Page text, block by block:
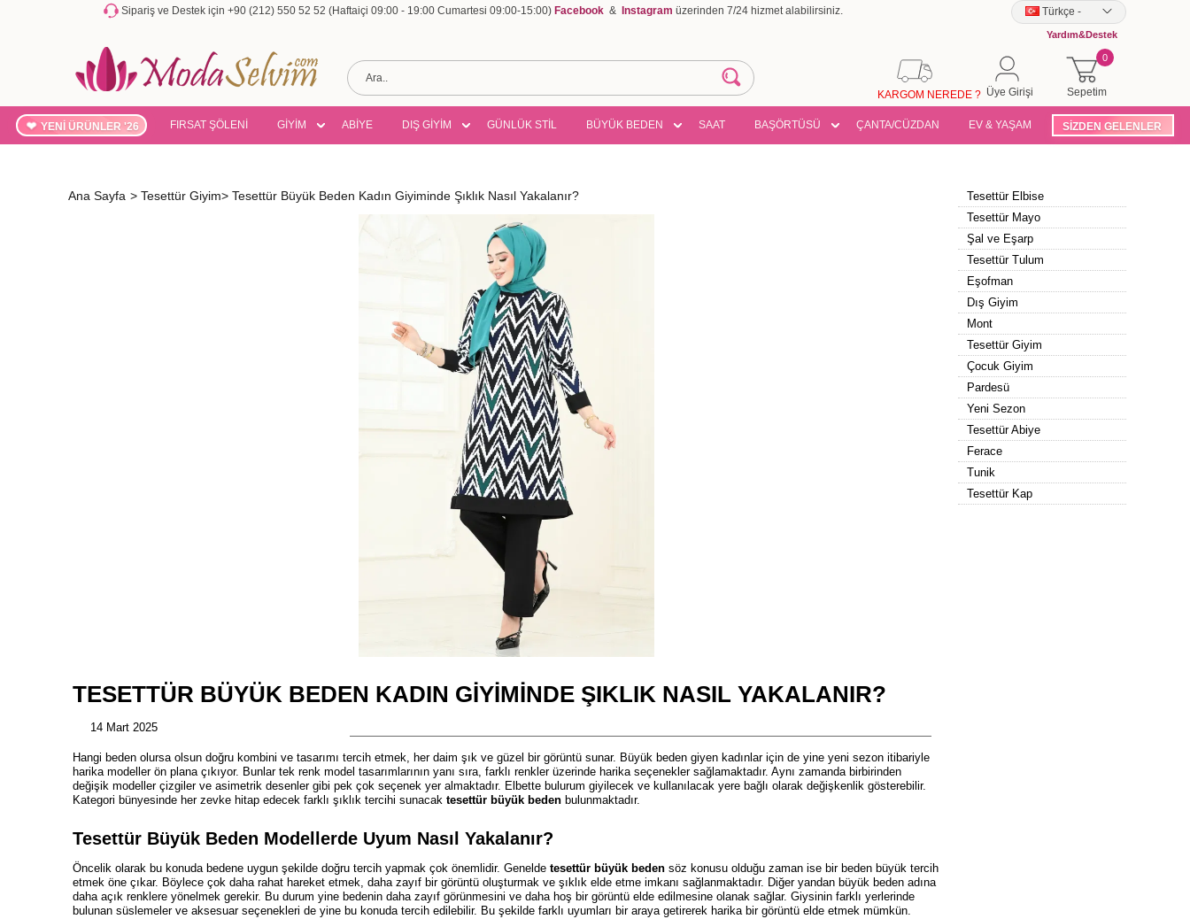
Sipariş ve Destek için +90 (212) 550 52 52 (Haftaiçi 09:00 - 19:00 Cumartesi 09:00-15:00) Facebook & Instagram üzerinden 7/24 hizmet alabilirsiniz. Türkçe -
Yardım&Destek
Sepetim
0
Üye Girişi
KARGOM NEREDE ?
YENİ ÜRÜNLER '26 FIRSAT ŞÖLENİ GİYİM ABİYE DIŞ GİYİM GÜNLÜK STİL BÜYÜK BEDEN SAAT BAŞÖRTÜSÜ ÇANTA/CÜZDAN EV & YAŞAM SİZDEN GELENLER
Ana Sayfa > Tesettür Giyim> Tesettür Büyük Beden Kadın Giyiminde Şıklık Nasıl Yakalanır?
TESETTÜR BÜYÜK BEDEN KADIN GIYIMINDE ŞIKLIK NASIL YAKALANIR?
14 Mart 2025
Hangi beden olursa olsun doğru kombini ve tasarımı tercih etmek, her daim şık ve güzel bir görüntü sunar. Büyük beden giyen kadınlar için de yine yeni sezon itibariyle
harika modeller ön plana çıkıyor. Bunlar tek renk model tasarımlarının yanı sıra, farklı renkler üzerinde harika seçenekler sağlamaktadır. Aynı zamanda birbirinden
değişik modeller çizgiler ve asimetrik desenler gibi pek çok seçenek yer almaktadır. Elbette bulurum giyilecek ve kullanılacak yere bağlı olarak değişkenlik gösterebilir.
Kategori bünyesinde her zevke hitap edecek farklı şıklık tercihi sunacak tesettür büyük beden bulunmaktadır.
Tesettür Büyük Beden Modellerde Uyum Nasıl Yakalanır?
Öncelik olarak bu konuda bedene uygun şekilde doğru tercih yapmak çok önemlidir. Genelde tesettür büyük beden söz konusu olduğu zaman ise bir beden büyük tercih
etmek öne çıkar. Böylece çok daha rahat hareket etmek, daha zayıf bir görüntü oluşturmak ve şıklık elde etme imkanı sağlanmaktadır. Diğer yandan büyük beden adına
daha açık renklere yönelmek gerekir. Bu durum yine bedenin daha zayıf görünmesini ve daha hoş bir görüntü elde edilmesine olanak sağlar. Giysinin farklı yerlerinde
bulunan süslemeler ve aksesuar seçenekleri de yine bu konuda tercih edilebilir. Bu şekilde farklı uyumları bir araya getirerek harika bir görüntü elde etmek mümkün.
Tesettür Elbise
Tesettür Mayo
Şal ve Eşarp
Tesettür Tulum
Eşofman
Dış Giyim
Mont
Tesettür Giyim
Çocuk Giyim
Pardesü
Yeni Sezon
Tesettür Abiye
Ferace
Tunik
Tesettür Kap